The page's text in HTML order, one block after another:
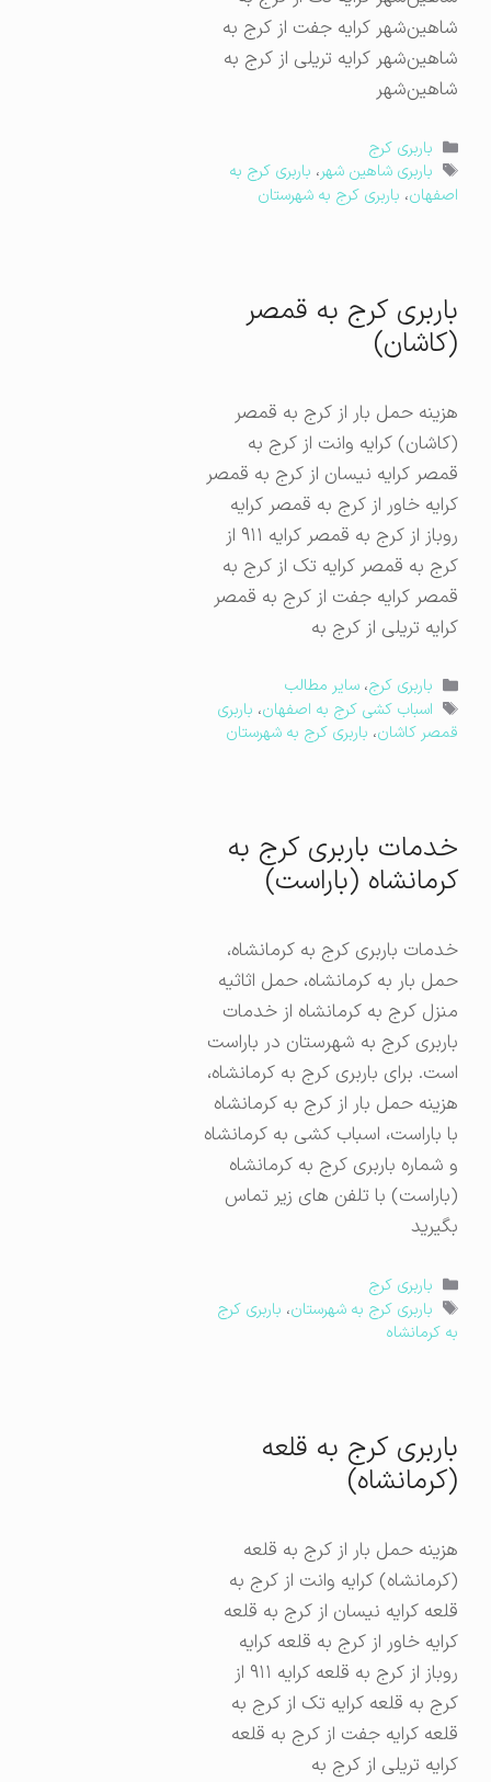
شاهین‌شهر کرایه جفت از کرج به
شاهین‌شهر کرایه تریلی از کرج به
شاهین‌شهر
دسته‌ها
باربری کرج
برچسب‌ها
باربری شاهین شهر،باربری کرج به
اصفهان،باربری کرج به شهرستان
باربری کرج به قمصر
(کاشان)
هزینه حمل بار از کرج به قمصر
(کاشان) کرایه وانت از کرج به
قمصر کرایه نیسان از کرج به قمصر
کرایه خاور از کرج به قمصر کرایه
روباز از کرج به قمصر کرایه ۹۱۱ از
کرج به قمصر کرایه تک از کرج به
قمصر کرایه جفت از کرج به قمصر
کرایه تریلی از کرج به
دسته‌ها
باربری کرج،سایر مطالب
برچسب‌ها
اسباب کشی کرج به اصفهان،باربری
قمصر کاشان،باربری کرج به شهرستان
خدمات باربری کرج به
کرمانشاه (باراست)
خدمات باربری کرج به کرمانشاه،
حمل بار به کرمانشاه، حمل اثاثیه
منزل کرج به کرمانشاه از خدمات
باربری کرج به شهرستان در باراست
است. برای باربری کرج به کرمانشاه،
هزینه حمل بار از کرج به کرمانشاه
با باراست، اسباب کشی به کرمانشاه
و شماره باربری کرج به کرمانشاه
(باراست) با تلفن های زیر تماس
بگیرید
دسته‌ها
باربری کرج
برچسب‌ها
باربری کرج به شهرستان،باربری کرج
به کرمانشاه
باربری کرج به قلعه
(کرمانشاه)
هزینه حمل بار از کرج به قلعه
(کرمانشاه) کرایه وانت از کرج به
قلعه کرایه نیسان از کرج به قلعه
کرایه خاور از کرج به قلعه کرایه
روباز از کرج به قلعه کرایه ۹۱۱ از
کرج به قلعه کرایه تک از کرج به
قلعه کرایه جفت از کرج به قلعه
کرایه تریلی از کرج به